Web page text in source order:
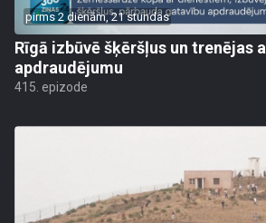
pirms 2 dienām, 21 stundas
Rīgā izbūvē šķēršļus un trenējas
apdraudējumu
415. epizode